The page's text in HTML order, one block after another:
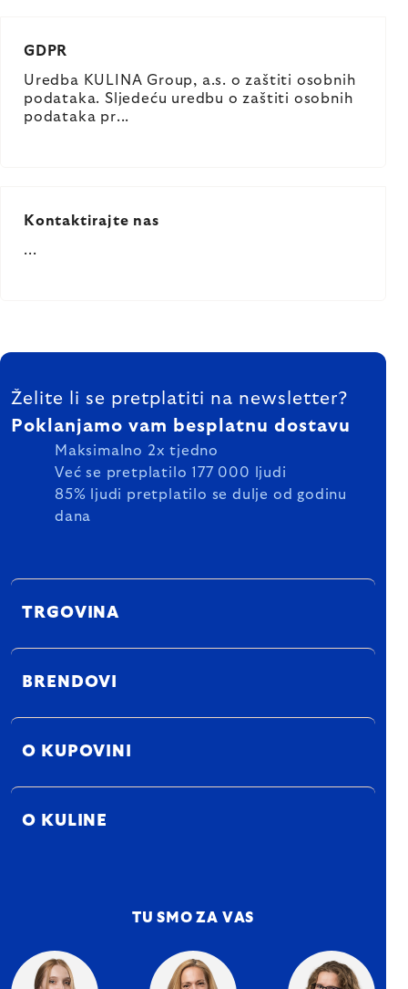
GDPR
Uredba KULINA Group, a.s. o zaštiti osobnih
podataka. Sljedeću uredbu o zaštiti osobnih
podataka pr...
Kontaktirajte nas
...
Listing
FOOTER
Želite li se pretplatiti na newsletter?
Poklanjamo vam besplatnu dostavu
Maksimalno 2x tjedno
Već se pretplatilo 177 000 ljudi
85% ljudi pretplatilo se dulje od godinu
dana
TRGOVINA
BRENDOVI
O KUPOVINI
O KULINE
TU SMO ZA VAS